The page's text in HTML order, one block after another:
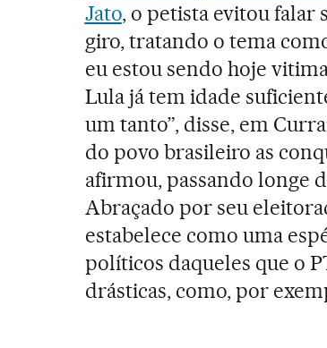
Jato, o petista evitou falar
giro, tratando o tema
eu estou sendo hoje
Lula já tem idade
um tanto”, disse, em
do povo brasileiro as
afirmou, passando longe
Abraçado por seu
estabelece como uma
políticos daqueles que o
drásticas, como, por